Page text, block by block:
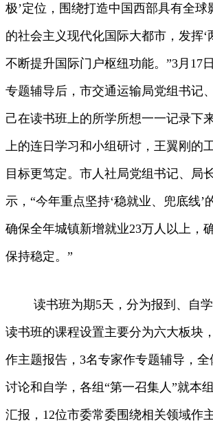
极’定位，围绕打造中国西部具有全球
的社会主义现代化国际大都市，发挥‘
不断提升国际门户枢纽功能。”3月17
专题辅导后，市交通运输局党组书记
己在读书班上的所学所想一一记录下
上的连日学习和小组研讨，王翼刚的
目标更笃定。市人社局党组书记、局
示，“今年重点坚持‘稳就业、兜底线’
确保全年城镇新增就业23万人以上，
保持稳定。”
读书班为期5天，分为报到、自学
读书班的课程设置主要分为六大板块
作主题报告，3名专家作专题辅导，
讨论和自学，各组“第一召集人”就本
汇报，12位市委常委围绕相关领域作